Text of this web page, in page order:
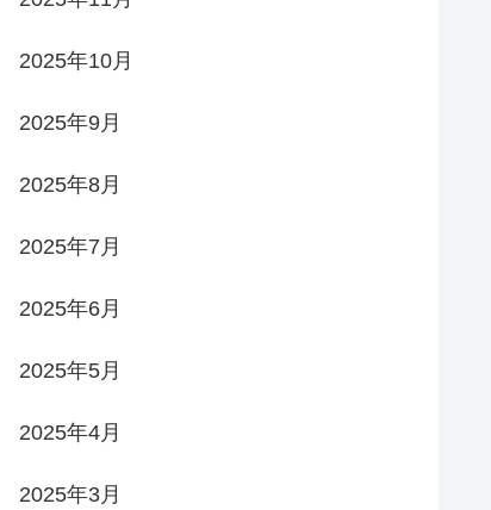
2025年10月
2025年9月
2025年8月
2025年7月
2025年6月
2025年5月
2025年4月
2025年3月